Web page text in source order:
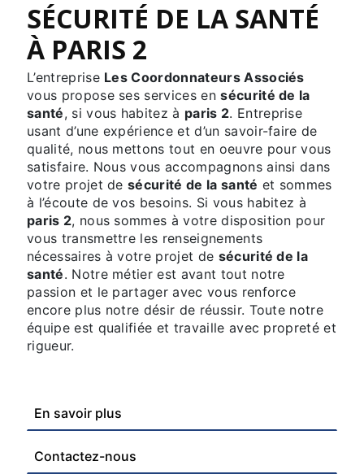
SÉCURITÉ DE LA SANTÉ
À PARIS 2
L’entreprise Les Coordonnateurs Associés
vous propose ses services ensécurité de la
santé, si vous habitez à paris 2. Entreprise
usant d’une expérience et d’un savoir-faire de
qualité, nous mettons tout en oeuvre pour vous
satisfaire. Nous vous accompagnons ainsi dans
votre projet desécurité de la santé et sommes
à l’écoute de vos besoins. Si vous habitez à
paris 2, nous sommes à votre disposition pour
vous transmettre les renseignements
nécessaires à votre projet de sécurité de la
santé. Notre métier est avant tout notre
passion et le partager avec vous renforce
encore plus notre désir de réussir. Toute notre
équipe est qualifiée et travaille avec propreté et
rigueur.
En savoir plus
Contactez-nous